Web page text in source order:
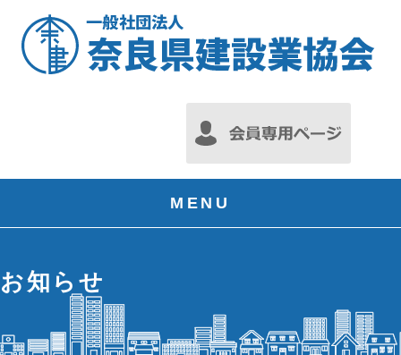
MENU
お知らせ